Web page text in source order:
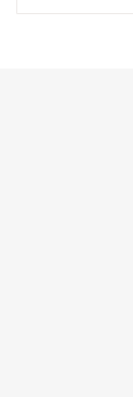
Bu
Ürün